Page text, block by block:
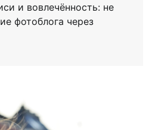
и вовлечённость: не
фотоблога через